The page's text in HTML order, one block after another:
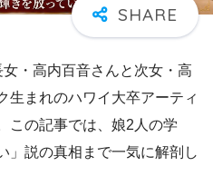
・高内百音さんと次女・高
生まれのハワイ大卒アーティ
この記事では、娘2人の学
」説の真相まで一気に解剖し